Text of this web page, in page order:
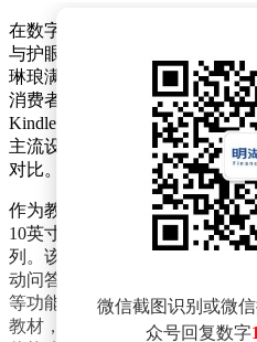
在数字化阅读浪潮席卷全球的
与护眼特性，逐渐成为现代读
琳琅满目的产品，如何选择一
消费者关注的焦点。本文将聚
Kindle Oasis、掌阅iReader、
主流设备，从屏幕技术、功能
对比。
作为教育科技领域的标杆产品
10英寸墨水屏为核心卖点，其
列。该设备搭载智能语音识别
动问答，特别针对青少年学习
等功能。其内置的K12教育资
教材，配合家长管控系统，可
微信截图识别或微
众号回复数字1